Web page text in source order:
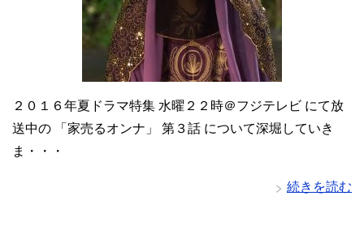
２０１６年夏ドラマ特集 水曜２２時＠フジテレビ にて放
送中の 「家売るオンナ」 第３話 について深堀していき
ま・・・
続きを読む